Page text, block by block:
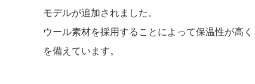
モデルが追加されました。
ウール素材を採用することによって保温性が高
を備えています。